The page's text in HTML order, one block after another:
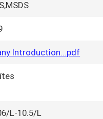
Introduction...pdf
L-10.5/L